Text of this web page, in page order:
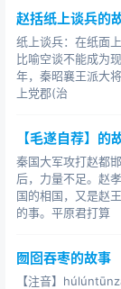
赵括纸上谈兵的
纸上谈兵：在纸面
比喻空谈不能成为
年，秦昭襄王派大
上党郡(治
【毛遂自荐】的
秦国大军攻打赵都
后，力量不足。赵
国的相国，又是赵
的事。平原君打算
囫囵吞枣的故事
【注音】